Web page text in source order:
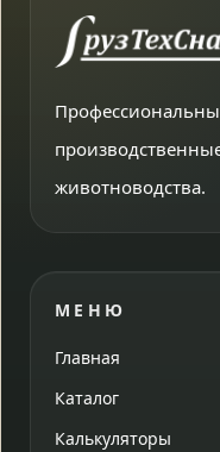
животноводства.
МЕНЮ
Главная
Каталог
Калькуляторы